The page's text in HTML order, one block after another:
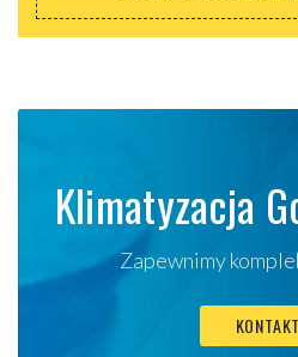
Klimatyzacja
Zapewnimy
KONTAKT